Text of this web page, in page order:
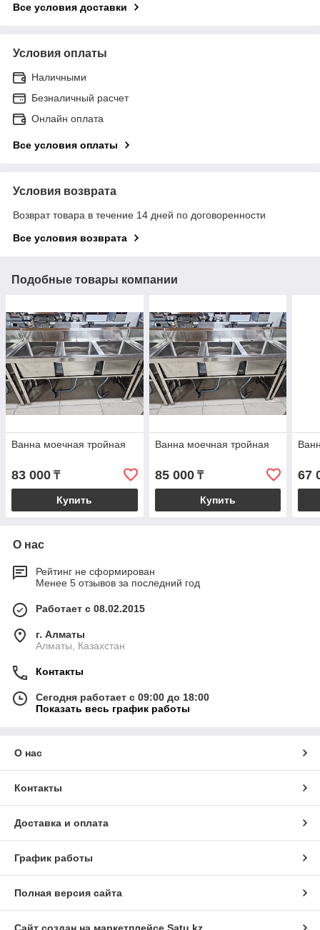
Все условия доставки
Условия оплаты
Наличными
Безналичный расчет
Онлайн оплата
Все условия оплаты
Условия возврата
Возврат товара в течение 14 дней по договоренности
Все условия возврата
Подобные товары компании
Ванна моечная тройная
83 000 ₸
Купить
Ванна моечная тройная
85 000₸
Купить
67
О нас
Рейтинг не сформирован
Менее 5 отзывов за последний год
Работает с 08.02.2015
г. Алматы
Алматы, Казахстан
Контакты
Сегодня работает с 09:00 до 18:00
Показать весь график работы
О нас
Контакты
Доставка и оплата
График работы
Полная версия сайта